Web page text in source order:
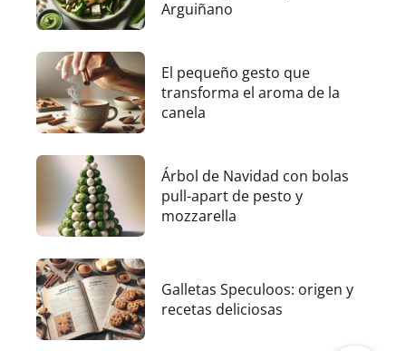
Arguiñano
El pequeño gesto que
transforma el aroma de la
canela
Árbol de Navidad con bolas
pull-apart de pesto y
mozzarella
Galletas Speculoos: origen y
recetas deliciosas